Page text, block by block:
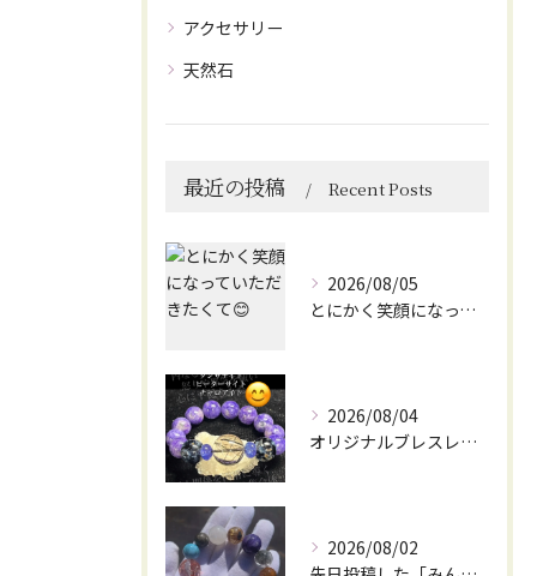
アクセサリー
天然石
最近の投稿 Recent Posts
2026/08/05
とにかく笑顔になっていただきたくて😊
2026/08/04
オリジナルブレスレット作成してみました😊
2026/08/02